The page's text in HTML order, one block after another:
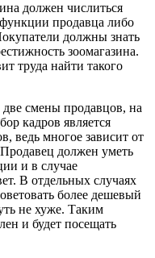
должен числиться
продавца либо
должны знать
зоомагазина.
труда найти такого
смены продавцов, на
кадров является
ведь многое зависит от
должен уметь
и в случае
В отдельных случаях
более дешевый
не хуже. Таким
и будет посещать